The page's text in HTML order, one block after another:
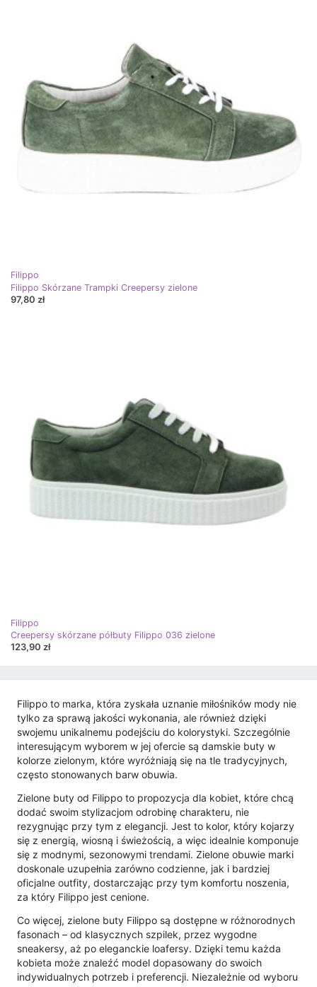
Filippo
Filippo Skórzane Trampki Creepersy zielone
97,80 zł
Filippo
Creepersy skórzane półbuty Filippo 036 zielone
123,90 zł
Filippo to marka, która zyskała uznanie miłośników mody nie
tylko za sprawą jakości wykonania, ale również dzięki
swojemu unikalnemu podejściu do kolorystyki. Szczególnie
interesującym wyborem w jej ofercie są damskie buty w
kolorze zielonym, które wyróżniają się na tle tradycyjnych,
często stonowanych barw obuwia.
Zielone buty od Filippo to propozycja dla kobiet, które chcą
dodać swoim stylizacjom odrobinę charakteru, nie
rezygnując przy tym z elegancji. Jest to kolor, który kojarzy
się z energią, wiosną i świeżością, a więc idealnie komponuje
się z modnymi, sezonowymi trendami. Zielone obuwie marki
doskonale uzupełnia zarówno codzienne, jak i bardziej
oficjalne outfity, dostarczając przy tym komfortu noszenia,
za który Filippo jest cenione.
Co więcej, zielone buty Filippo są dostępne w różnorodnych
fasonach – od klasycznych szpilek, przez wygodne
sneakersy, aż po eleganckie loafersy. Dzięki temu każda
kobieta może znaleźć model dopasowany do swoich
indywidualnych potrzeb i preferencji. Niezależnie od wyboru